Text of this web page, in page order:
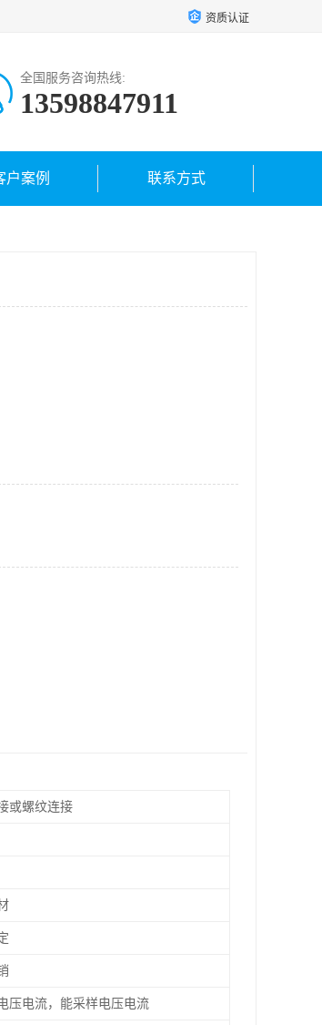
资质认证
全国服务咨询热线:
13598847911
户案例 联系方式
或螺纹连接
压电流，能采样电压电流